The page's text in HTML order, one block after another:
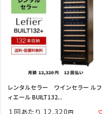
レンタルセラー ワインセラー ルフ
ィエール BUILT132...
１回あたり 12,320